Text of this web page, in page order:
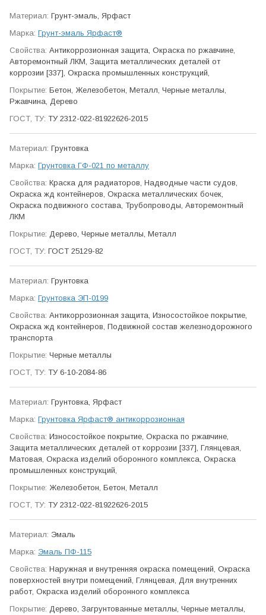
Грунт-эмаль, Ярфаст
Грунт-эмаль Ярфаст®
Антикор­розионная защита, Окраска по ржавчине,
Авто­ремонтный ЛКМ, Защита метал­лических деталей от
коррозии [337], Окраска промыш­ленных конструкций,
Бетон, Железобетон, Металл, Черные металлы,
Ржавчина, Дерево
ТУ 2312-022-81922626-2015
Грунтовка
Грунтовка ГФ-021 по металлу
Краска для радиаторов, Надводные части судов,
Окраска жд контейнеров, Окраска метал­лических бочек,
Окраска подвижного состава, Трубо­проводы, Авто­ремонтный
ЛКМ
Дерево, Черные металлы, Металл
ГОСТ 25129-82
Грунтовка
Грунтовка ЭП-0199
Антикор­розионная защита, Износо­стойкое покрытие,
Окраска жд контейнеров, Подвижной состав железно­дорожного
транспорта
Черные металлы
ТУ 6-10-2084-86
Грунтовка, Ярфаст
Грунтовка Ярфаст® антикоррозионная
Износо­стойкое покрытие, Окраска по ржавчине,
Защита метал­лических деталей от коррозии [337], Глянцевая,
Матовая, Окраска изделий оборонного ком­плекса, Окраска
промыш­ленных конструкций,
Железобетон, Бетон, Металл
ТУ 2312-022-81922626-2015
Эмаль
Эмаль ПФ-115
Наружная и внутренняя окраска помещений, Окраска
поверхностей внутри помещений, Глянцевая, Для внутренних
работ, Окраска изделий оборонного ком­плекса
Дерево, Загрунтованные металлы, Черные металлы,